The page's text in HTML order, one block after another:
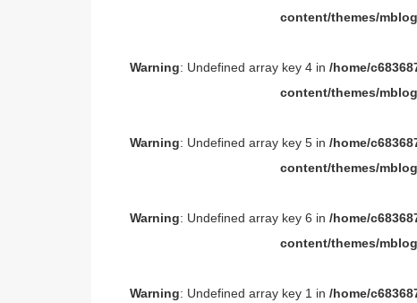
content/themes/
Warning: Undefined array key 4 in /home/
content/themes/
Warning: Undefined array key 5 in /home/
content/themes/
Warning: Undefined array key 6 in /home/
content/themes/
Warning: Undefined array key 1 in /home/